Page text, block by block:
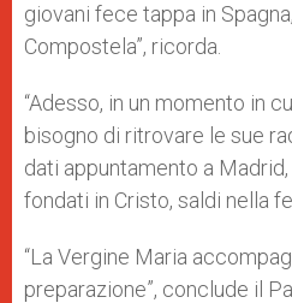
giovani fece tappa in
Compostela”, ricorda.
“Adesso, in un momento in
bisogno di ritrovare le sue
dati appuntamento a
fondati in Cristo, saldi nella
“La Vergine Maria
preparazione”, conclude il